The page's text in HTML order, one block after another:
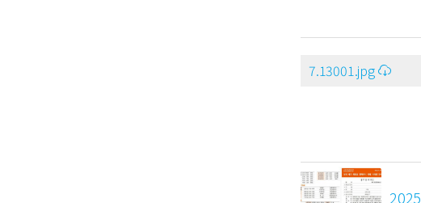
7.13001.jpg